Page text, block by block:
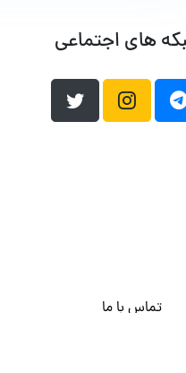
های اجتماعی
تماس با ما